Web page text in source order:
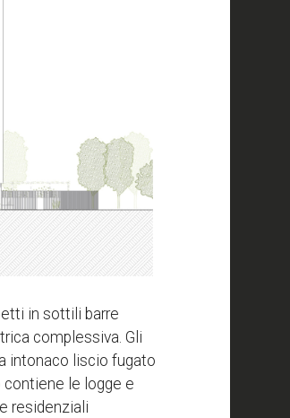
in sottili barre
complessiva. Gli
intonaco liscio fugato
le logge e
residenziali